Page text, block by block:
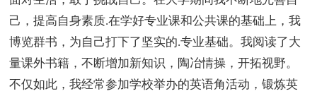
己，提高自身素质.在学好专业课和公共课的基础上，我
博览群书，为自己打下了坚实的.专业基础。我阅读了大
量课外书籍，不断增加新知识，陶冶情操，开拓视野。
不仅如此，我经常参加学校举办的英语角活动，锻炼英